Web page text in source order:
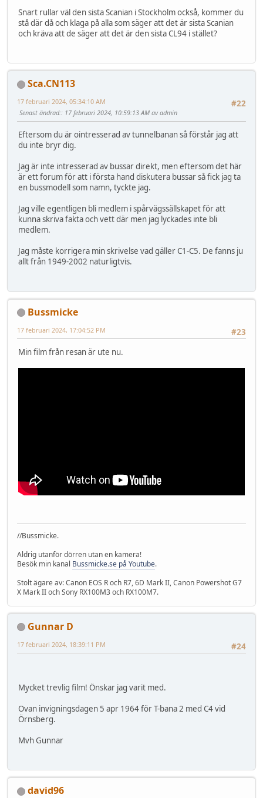
Snart rullar väl den sista Scanian i Stockholm också, kommer du
stå där då och klaga på alla som säger att det är sista Scanian
och kräva att de säger att det är den sista CL94 i stället?
Sca.CN113
#22
17 februari 2024, 05:34:10 AM
Senast ändrad:: 17 februari 2024, 10:59:13 AM av admin
Eftersom du är ointresserad av tunnelbanan så förstår jag att
du inte bryr dig.
Jag är inte intresserad av bussar direkt, men eftersom det här
är ett forum för att i första hand diskutera bussar så fick jag ta
en bussmodell som namn, tyckte jag.
Jag ville egentligen bli medlem i spårvägssällskapet för att
kunna skriva fakta och vett där men jag lyckades inte bli
medlem.
Jag måste korrigera min skrivelse vad gäller C1-C5. De fanns ju
allt från 1949-2002 naturligtvis.
Bussmicke
#23
17 februari 2024, 17:04:52 PM
Min film från resan är ute nu.
//Bussmicke.
Aldrig utanför dörren utan en kamera!
Besök min kanal Bussmicke.se på Youtube.
Stolt ägare av: Canon EOS R och R7, 6D Mark II, Canon Powershot G7
X Mark II och Sony RX100M3 och RX100M7.
Gunnar D
#24
17 februari 2024, 18:39:11 PM
Mycket trevlig film! Önskar jag varit med.
Ovan invigningsdagen 5 apr 1964 för T-bana 2 med C4 vid
Örnsberg.
Mvh Gunnar
david96